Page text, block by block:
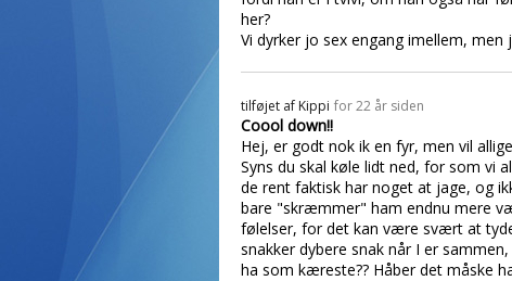
her?
Vi dyrker jo sex engang imellem, men
tilføjet af Kippi for 22 år siden
Coool down!!
Hej, er godt nok ik en fyr, men vil
Syns du skal køle lidt ned, for som vi
de rent faktisk har noget at jage, og
bare "skræmmer" ham endnu mere
følelser, for det kan være svært at
snakker dybere snak når I er
ha som kæreste?? Håber det måske